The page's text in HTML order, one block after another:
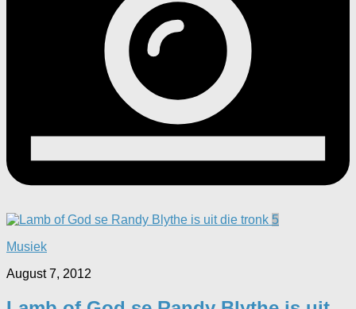
5
Musiek
August 7, 2012